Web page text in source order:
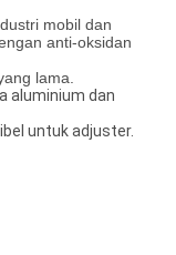
mobil dan
anti-oksidan
lama.
aluminium dan
untuk adjuster.